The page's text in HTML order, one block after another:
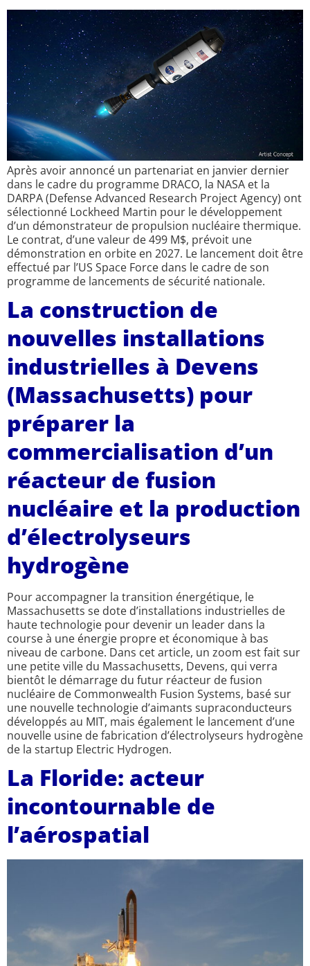
Après avoir annoncé un partenariat en janvier dernier
dans le cadre du programme DRACO, la NASA et la
DARPA (Defense Advanced Research Project Agency) ont
sélectionné Lockheed Martin pour le développement
d’un démonstrateur de propulsion nucléaire thermique.
Le contrat, d’une valeur de 499 M$, prévoit une
démonstration en orbite en 2027. Le lancement doit être
effectué par l’US Space Force dans le cadre de son
programme de lancements de sécurité nationale.
La construction de
nouvelles installations
industrielles à Devens
(Massachusetts) pour
préparer la
commercialisation d’un
réacteur de fusion
nucléaire et la production
d’électrolyseurs
hydrogène
Pour accompagner la transition énergétique, le
Massachusetts se dote d’installations industrielles de
haute technologie pour devenir un leader dans la
course à une énergie propre et économique à bas
niveau de carbone. Dans cet article, un zoom est fait sur
une petite ville du Massachusetts, Devens, qui verra
bientôt le démarrage du futur réacteur de fusion
nucléaire de Commonwealth Fusion Systems, basé sur
une nouvelle technologie d’aimants supraconducteurs
développés au MIT, mais également le lancement d’une
nouvelle usine de fabrication d’électrolyseurs hydrogène
de la startup Electric Hydrogen.
La Floride: acteur
incontournable de
l’aérospatial